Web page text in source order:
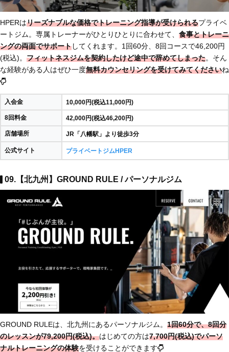
HPERはリーズナブルな価格でトレーニング指導が受けられるプライベ
ートジム。専属トレーナーがひとりひとりに合わせて、 食事とトレーニ
ングの両面でサポートしてくれます。1回60分、8回コースで46,200円
(税込)。 フィットネスジムを契約したけど途中で辞めてしまった。そん
な経験がある人はぜひ一度無料カウンセリングを受けてみてくださいね
入会金 10,000円(税込11,000円)
8回料金 42,000円(税込46,200円)
店舗場所 JR「八幡駅」より徒歩3分
公式サイト プライベートジムHPER
09.【北九州】GROUND RULE / パーソナルジム
GROUND RULEは、北九州にあるパーソナルジム。 1回60分で、8回分
のレッスンが79,200円(税込)。はじめての方は7,700円(税込)でパーソ
ナルトレーニングの体験を受けることができます